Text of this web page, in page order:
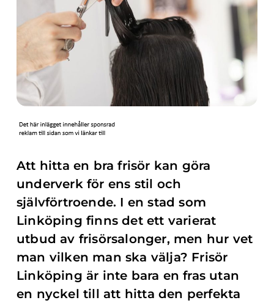
Att hitta en bra frisör kan göra
underverk för ens stil och
självförtroende. I en stad som
Linköping finns det ett varierat
utbud av frisörsalonger, men hur vet
man vilken man ska välja? Frisör
Linköping är inte bara en fras utan
en nyckel till att hitta den perfekta